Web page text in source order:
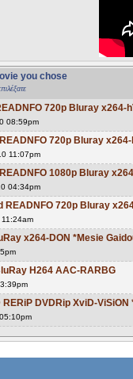
you chose
720p Bluray x264-
08:59pm
720p Bluray
11:07pm
1080p Bluray
04:34pm
READNFO 720p Bluray
x264-DON *Mesie
H264 AAC-RARBG
DVDRip XviD-